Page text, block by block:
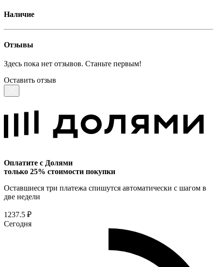
Наличие
Отзывы
Здесь пока нет отзывов. Станьте первым!
Оставить отзыв
Оплатите с Долями
только 25% стоимости покупки
Оставшиеся три платежа спишутся автоматически с шагом в
две недели
1237.5 ₽
Сегодня